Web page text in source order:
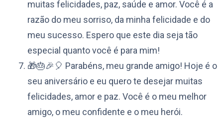
muitas felicidades, paz, saúde e amor. Você é a
razão do meu sorriso, da minha felicidade e do
meu sucesso. Espero que este dia seja tão
especial quanto você é para mim!
🎁🎂🎉🎈 Parabéns, meu grande amigo! Hoje é o
seu aniversário e eu quero te desejar muitas
felicidades, amor e paz. Você é o meu melhor
amigo, o meu confidente e o meu herói.